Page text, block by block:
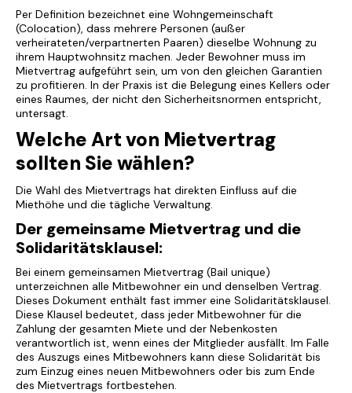
Per Definition bezeichnet eine Wohngemeinschaft
(Colocation), dass mehrere Personen (außer
verheirateten/verpartnerten Paaren) dieselbe Wohnung zu
ihrem Hauptwohnsitz machen. Jeder Bewohner muss im
Mietvertrag aufgeführt sein, um von den gleichen Garantien
zu profitieren. In der Praxis ist die Belegung eines Kellers oder
eines Raumes, der nicht den Sicherheitsnormen entspricht,
untersagt.
Welche Art von Mietvertrag
sollten Sie wählen?
Die Wahl des Mietvertrags hat direkten Einfluss auf die
Miethöhe und die tägliche Verwaltung.
Der gemeinsame Mietvertrag und die
Solidaritätsklausel:
Bei einem gemeinsamen Mietvertrag (Bail unique)
unterzeichnen alle Mitbewohner ein und denselben Vertrag.
Dieses Dokument enthält fast immer eine Solidaritätsklausel.
Diese Klausel bedeutet, dass jeder Mitbewohner für die
Zahlung der gesamten Miete und der Nebenkosten
verantwortlich ist, wenn eines der Mitglieder ausfällt. Im Falle
des Auszugs eines Mitbewohners kann diese Solidarität bis
zum Einzug eines neuen Mitbewohners oder bis zum Ende
des Mietvertrags fortbestehen.